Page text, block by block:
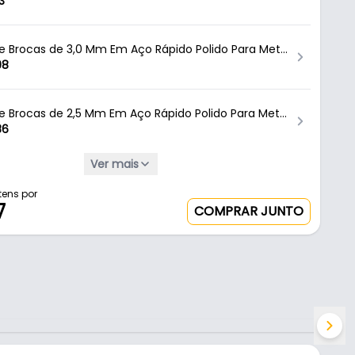
Brocas de 3,0 Mm Em Aço Rápido Polido Para Metal
Ctc-01700030 Ctpohr
Brocas de 2,5 Mm Em Aço Rápido Polido Para Metal
Ver mais
por
COMPRAR JUNTO